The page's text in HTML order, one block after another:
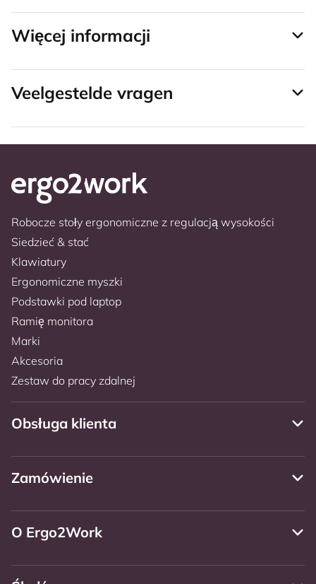
Więcej informacji
Veelgestelde vragen
Robocze stoły ergonomiczne z regulacją wysokości
Siedzieć & stać
Klawiatury
Ergonomiczne myszki
Podstawki pod laptop
Ramię monitora
Marki
Akcesoria
Zestaw do pracy zdalnej
Obsługa klienta
Zamówienie
O Ergo2Work